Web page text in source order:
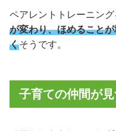
ペアレントトレーニング
が変わり、ほめること
くそうです。
子育ての仲間が